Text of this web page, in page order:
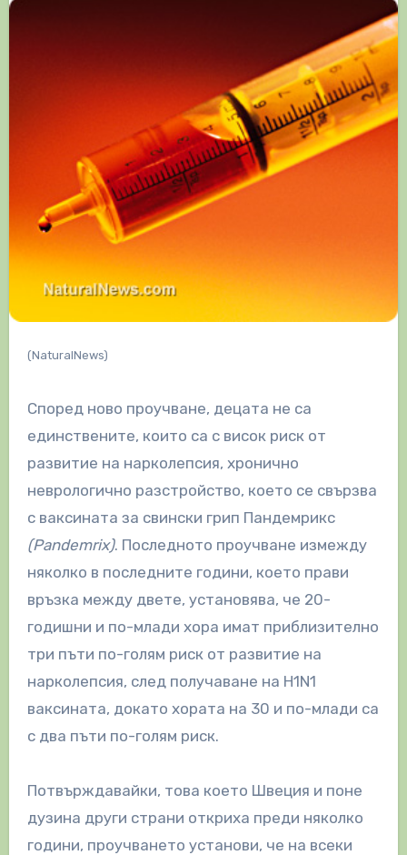
(NaturalNews)
Според ново проучване, децата не са
единствените, които са с висок риск от
развитие на нарколепсия, хронично
неврологично разстройство, което се свързва
с ваксината за свински грип Пандемрикс
(Pandemrix). Последното проучване измежду
няколко в последните години, което прави
връзка между двете, установява, че 20-
годишни и по-млади хора имат приблизително
три пъти по-голям риск от развитие на
нарколепсия, след получаване на H1N1
ваксината, докато хората на 30 и по-млади са
с два пъти по-голям риск.
Потвърждавайки, това което Швеция и поне
дузина други страни откриха преди няколко
години, проучването установи, че на всеки